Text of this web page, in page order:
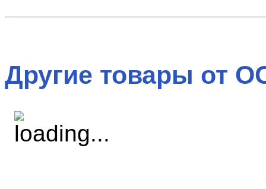
Другие товары от